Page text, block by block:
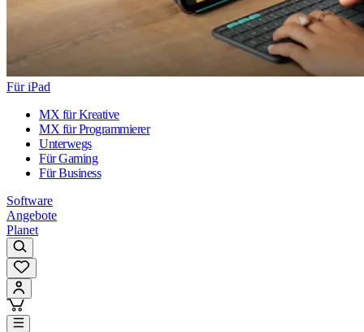
Für iPad
MX für Kreative
MX für Programmierer
Unterwegs
Für Gaming
Für Business
Software
Angebote
Planet